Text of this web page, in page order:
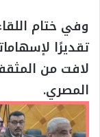
وفي ختام
تقديرًا
لافت من
المصري.